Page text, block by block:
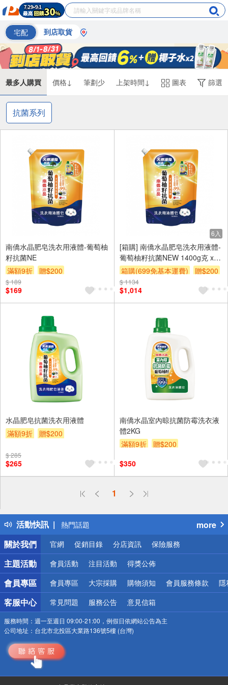
宅配 到店取貨
最多人購買 價格↓ 筆劃少 上架時間↓ 圖表 篩選
抗菌系列
南僑水晶肥皂洗衣用液體-葡萄柚
籽抗菌NE
滿額9折
贈$200
$ 189
$169
6入
[箱購] 南僑水晶肥皂洗衣用液體-
葡萄柚籽抗菌NEW 1400g克 x
6PC包/箱
箱購(699免基本運費) 贈$200
$ 1134
$1,014
水晶肥皂抗菌洗衣用液體
滿額9折
贈$200
$ 285
$265
南僑水晶室內晾抗菌防霉洗衣液
體2KG
滿額9折
贈$200
$350
1
活動快訊
偏遠地區配送
得獎公告
熱門話題
銀行優惠
偏遠地區配送
詐騙網頁！請小心！
more
關於我們
官網 促銷目錄 分店資訊 保險服務
主題活動 會員活動 注目活動 得獎公佈
會員專區 會員專區 大宗採購 購物須知 會員服務條款 隱
客服中心 常見問題 服務公告 意見信箱
服務時間： 週一至週日 09:00-21:00，例假日依網站公告為主
公司地址： 台北市北投區大業路136號5樓 (台灣)